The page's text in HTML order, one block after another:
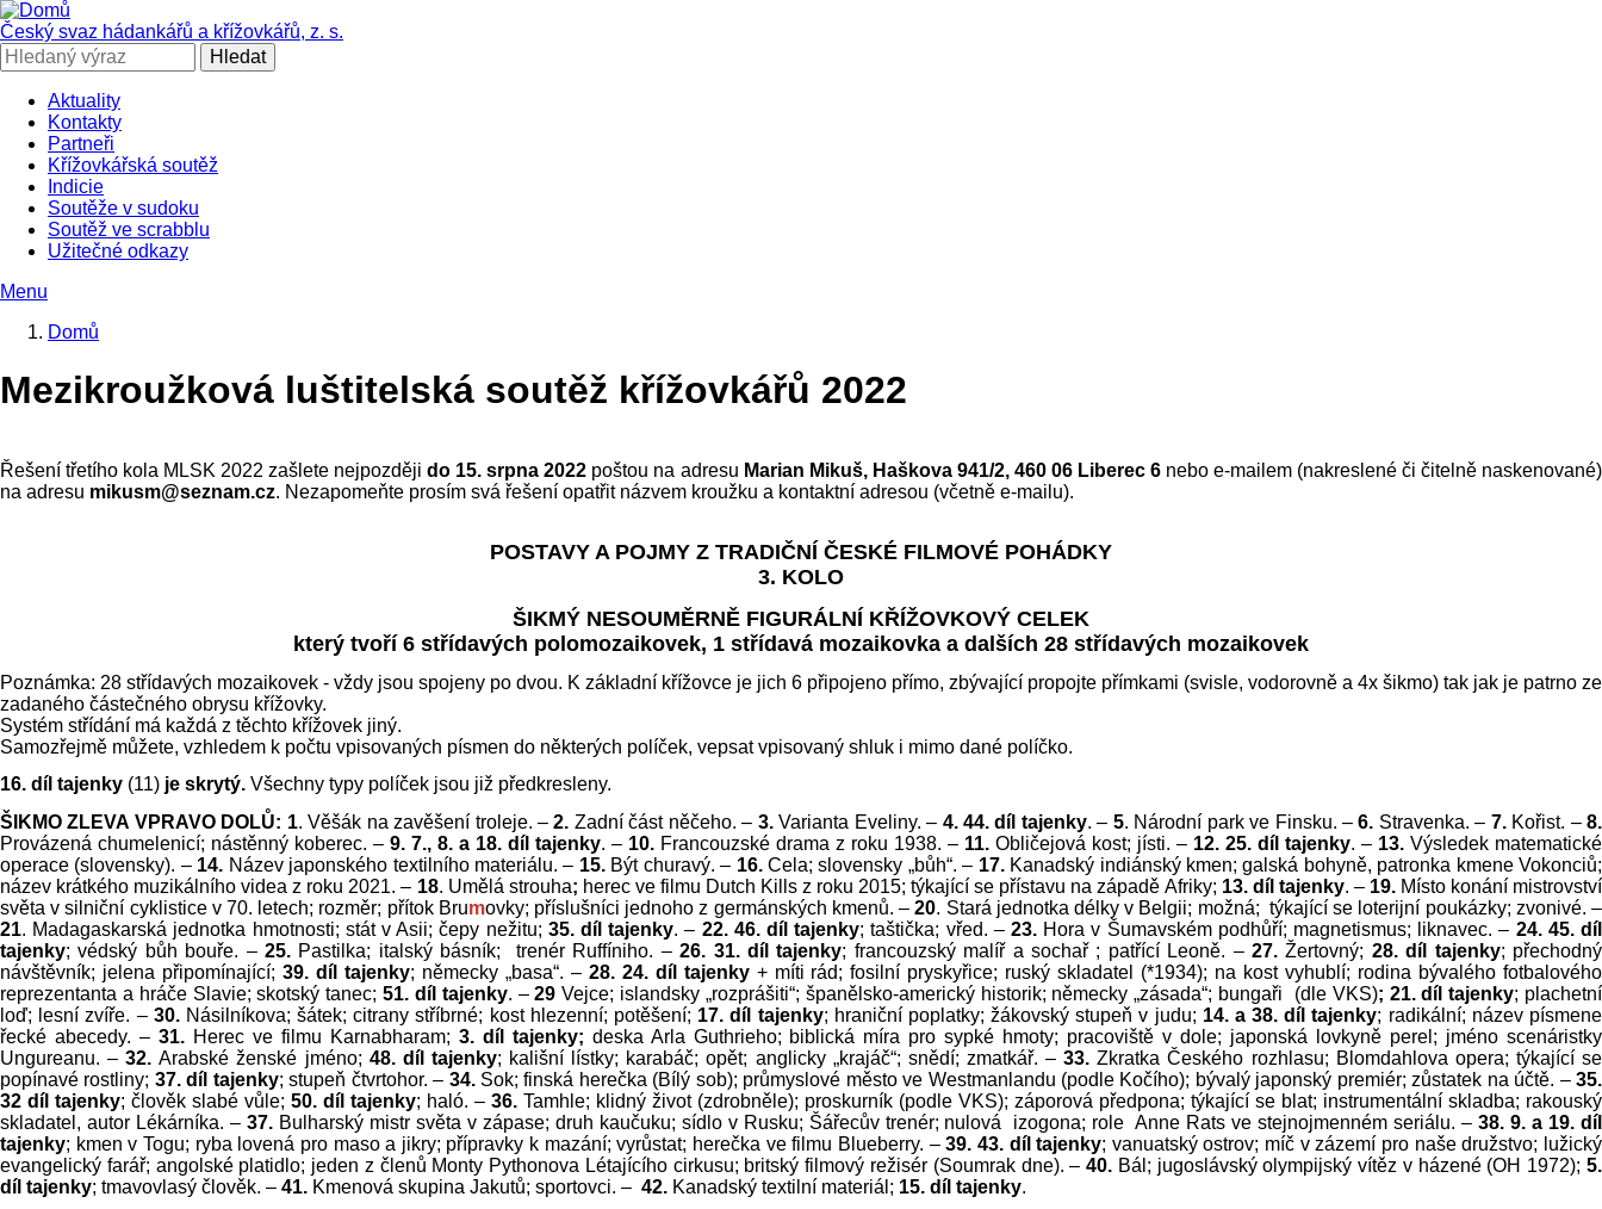
Přejít
k
hlavnímu
obsahu
Český svaz hádankářů a křížovkářů, z. s.
Hledat
SČHAK
Aktuality
Kontakty
Partneři
Křížovkářská soutěž
Indicie
Soutěže v sudoku
Soutěž ve scrabblu
Užitečné odkazy
Menu
navigace
Domů
Mezikroužková luštitelská soutěž křížovkářů 2022
Řešení třetího kola MLSK 2022 zašlete nejpozdějido 15. srpna 2022 poštou na adresu Marian Mikuš, Haškova 941/2, 460 06 Liberec 6nebo e-mailem (nakreslené či čitelně naskenované)
na adresu mikusm@seznam.cz. Nezapomeňte prosím svá řešení opatřit názvem kroužku a kontaktní adresou (včetně e-mailu).
POSTAVY A POJMY Z TRADIČNÍ ČESKÉ FILMOVÉ POHÁDKY
3. KOLO
ŠIKMÝ NESOUMĚRNĚ FIGURÁLNÍ KŘÍŽOVKOVÝ CELEK
který tvoří 6 střídavých polomozaikovek, 1 střídavá mozaikovka a dalších 28 střídavých mozaikovek
Poznámka: 28 střídavých mozaikovek - vždy jsou spojeny po dvou. K základní křížovce je jich 6 připojeno přímo, zbývající propojte přímkami (svisle, vodorovně a 4x šikmo) tak jak je patrno ze
zadaného částečného obrysu křížovky.
Systém střídání má každá z těchto křížovek jiný.
Samozřejmě můžete, vzhledem k počtu vpisovaných písmen do některých políček, vepsat vpisovaný shluk i mimo dané políčko.
16. díl tajenky (11) je skrytý. Všechny typy políček jsou již předkresleny.
ŠIKMO ZLEVA VPRAVO DOLŮ: 1. Věšák na zavěšení troleje. –2. Zadní část něčeho. – 3.Varianta Eveliny. – 4. 44. díl tajenky. – 5. Národní park ve Finsku. –6. Stravenka. – 7. Kořist. –8.
Provázená chumelenicí; nástěnný koberec. – 9. 7., 8. a 18. díl tajenky. – 10. Francouzské drama z roku 1938. – 11. Obličejová kost; jísti. – 12. 25. díl tajenky. – 13. Výsledek matematické
operace (slovensky). – 14. Název japonského textilního materiálu. – 15. Být churavý. – 16. Cela; slovensky „bůh“. – 17. Kanadský indiánský kmen; galská bohyně, patronka kmene Vokonciů;
název krátkého muzikálního videa z roku 2021. – 18. Umělá strouha; herec ve filmu Dutch Kills z roku 2015; týkající se přístavu na západě Afriky; 13. díl tajenky. – 19. Místo konání mistrovství
světa v silniční cyklistice v 70. letech; rozměr; přítok Brumovky; příslušníci jednoho z germánských kmenů. –20. Stará jednotka délky v Belgii; možná; týkající se loterijní poukázky; zvonivé. –
21. Madagaskarská jednotka hmotnosti; stát v Asii; čepy nežitu; 35. díl tajenky. – 22. 46. díl tajenky; taštička; vřed. –23. Hora v Šumavském podhůří; magnetismus; liknavec. – 24. 45. díl
tajenky; védský bůh bouře. – 25. Pastilka; italský básník; trenér Ruffíniho. –26. 31. díl tajenky; francouzský malíř a sochař ; patřící Leoně. –27.Žertovný; 28. díl tajenky; přechodný
návštěvník; jelena připomínající; 39. díl tajenky; německy „basa“. – 28. 24. díl tajenky + míti rád; fosilní pryskyřice; ruský skladatel (*1934); na kost vyhublí; rodina bývalého fotbalového
reprezentanta a hráče Slavie; skotský tanec;51. díl tajenky. –29 Vejce; islandsky „rozprášiti“; španělsko-americký historik; německy „zásada“; bungaři (dle VKS); 21. díl tajenky; plachetní
loď; lesní zvíře. – 30. Násilníkova; šátek; citrany stříbrné; kost hlezenní; potěšení; 17. díl tajenky; hraniční poplatky; žákovský stupeň v judu; 14. a 38. díl tajenky; radikální; název písmene
řecké abecedy. – 31. Herec ve filmu Karnabharam; 3. díl tajenky; deska Arla Guthrieho; biblická míra pro sypké hmoty; pracoviště v dole; japonská lovkyně perel; jméno scenáristky
Ungureanu. –32.Arabské ženské jméno; 48. díl tajenky; kališní lístky; karabáč; opět; anglicky „krajáč“; snědí; zmatkář. –33.Zkratka Českého rozhlasu; Blomdahlova opera; týkající se
popínavé rostliny; 37. díl tajenky; stupeň čtvrtohor. – 34. Sok; finská herečka (Bílý sob); průmyslové město ve Westmanlandu (podle Kočího); bývalý japonský premiér; zůstatek na účtě. –35.
32 díl tajenky; člověk slabé vůle; 50. díl tajenky; haló. – 36. Tamhle; klidný život (zdrobněle); proskurník (podle VKS); záporová předpona; týkající se blat; instrumentální skladba; rakouský
skladatel, autor Lékárníka. – 37. Bulharský mistr světa v zápase; druh kaučuku; sídlo v Rusku; Šářecův trenér; nulová izogona; role Anne Rats ve stejnojmenném seriálu. –38. 9. a 19. díl
tajenky; kmen v Togu; ryba lovená pro maso a jikry; přípravky k mazání; vyrůstat; herečka ve filmu Blueberry. –39. 43. díl tajenky; vanuatský ostrov; míč v zázemí pro naše družstvo; lužický
evangelický farář; angolské platidlo; jeden z členů Monty Pythonova Létajícího cirkusu; britský filmový režisér (Soumrak dne). –40. Bál; jugoslávský olympijský vítěz v házené (OH 1972);5.
díl tajenky; tmavovlasý člověk. – 41. Kmenová skupina Jakutů; sportovci. – 42. Kanadský textilní materiál; 15. díl tajenky.